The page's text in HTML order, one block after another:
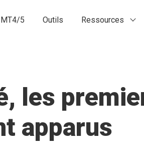
5 Outils Ressources
les
apparus